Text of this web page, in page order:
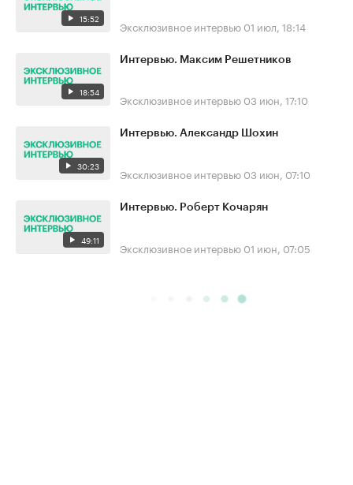
15:52 Эксклюзивное интервью 01 июл, 18:14
18:54
Интервью. Максим Решетников
Эксклюзивное интервью 03 июн, 17:10
30:23
Интервью. Александр Шохин
Эксклюзивное интервью 03 июн, 07:10
49:11
Интервью. Роберт Кочарян
Эксклюзивное интервью 01 июн, 07:05